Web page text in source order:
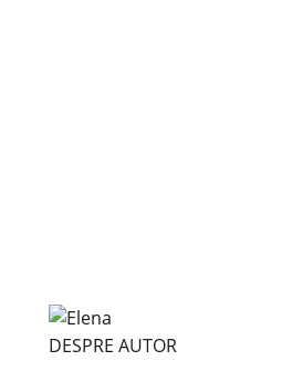
DESPRE AUTOR